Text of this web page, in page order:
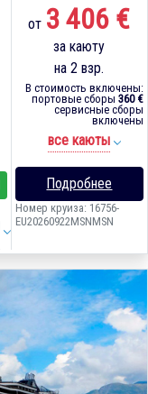
от 3 406 €
за каюту
на 2 взр.
В стоимость включены:
портовые сборы 360 €
сервисные сборы
включены
все каюты
Подробнее
Номер круиза: 16756-
EU20260922MSNMSN